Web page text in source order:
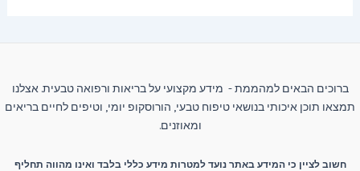
ברוכים הבאים למהממת - מידע מקצועי על בריאות ורפואה טבעית. אצלנו
תמצאו תוכן איכותי בנושאי טיפוח טבעי, הורוסקופ יומי, וטיפים לחיים בריאים
ומאוזנים.
חשוב לציין כי המידע באתר נועד למטרות מידע כללי בלבד ואינו מהווה תחליף